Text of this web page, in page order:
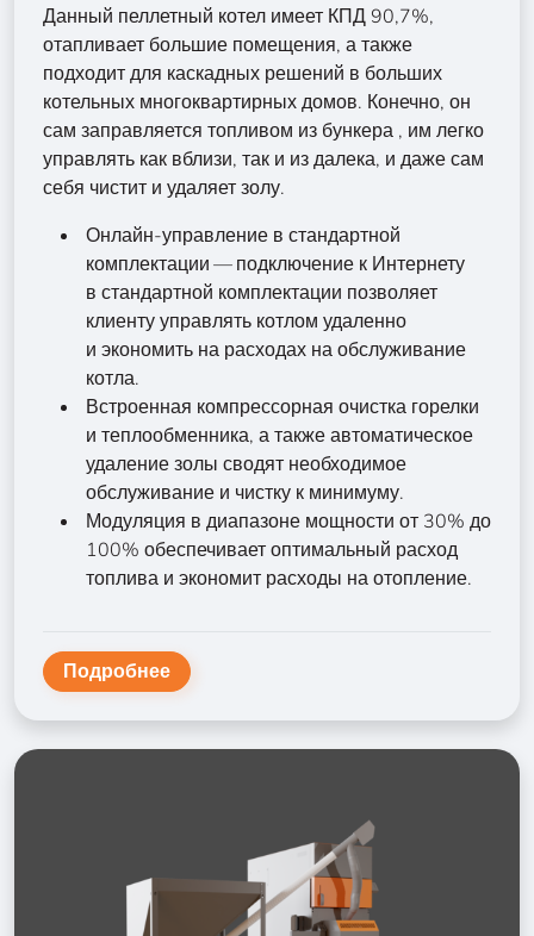
Данный пеллетный котел имеет КПД 90,7%,
отапливает большие помещения, а также
подходит для каскадных решений в больших
котельных многоквартирных домов. Конечно, он
сам заправляется топливом из бункера , им легко
управлять как вблизи, так и из далека, и даже сам
себя чистит и удаляет золу.
Онлайн-управление в стандартной
комплектации — подключение к Интернету
в стандартной комплектации позволяет
клиенту управлять котлом удаленно
и экономить на расходах на обслуживание
котла.
Встроенная компрессорная очистка горелки
и теплообменника, а также автоматическое
удаление золы сводят необходимое
обслуживание и чистку к минимуму.
Модуляция в диапазоне мощности от 30% до
100% обеспечивает оптимальный расход
топлива и экономит расходы на отопление.
Подробнее